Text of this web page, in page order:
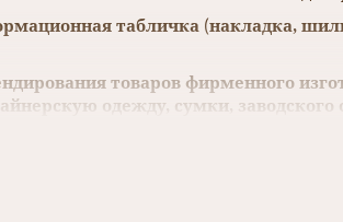
табличка (накладка,
товаров фирменного
одежду, сумки, заводского